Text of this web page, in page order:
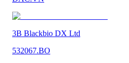
3B Blackbio DX Ltd
532067.BO